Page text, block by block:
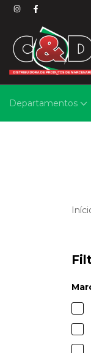
Departamentos